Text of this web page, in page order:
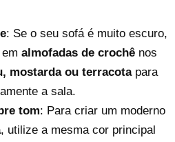
: Se o seu sofá é muito escuro,
almofadas de crochênos
mostarda ou terracotapara
a sala.
tom: Para criar um moderno
, utilize a mesma cor principal